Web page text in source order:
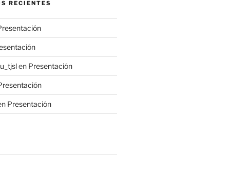
RECIENTES
en Presentación
Presentación